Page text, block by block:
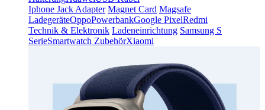
Iphone Jack Adapter Magnet Card Magsafe
LadegeräteOppoPowerbankGoogle PixelRedmi
Technik & Elektronik Ladeneinrichtung Samsung S
SerieSmartwatch ZubehörXiaomi